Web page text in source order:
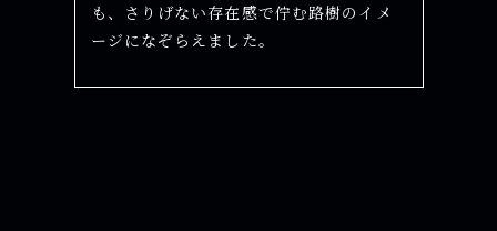
も、さりげない存在感で佇む路樹のイメ
ージになぞらえました。